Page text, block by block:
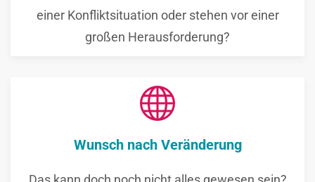
einer Konfliktsituation oder stehen vor einer
großen Herausforderung?
Wunsch nach Veränderung